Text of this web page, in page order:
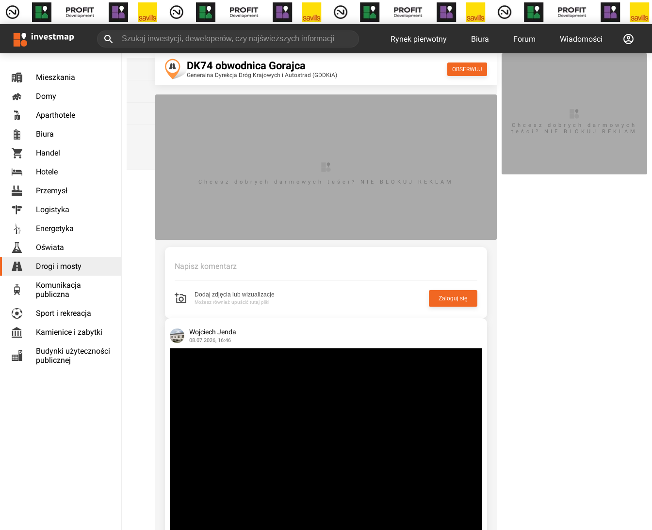
Rynek pierwotny Biura Forum Wiadomości
Mieszkania
Domy
Aparthotele
Biura
Handel
Hotele
Przemysł
Logistyka
Energetyka
Oświata
Drogi i mosty
Komunikacja
publiczna
Sport i rekreacja
Kamienice i zabytki
Budynki użyteczności
publicznej
DK74 obwodnica Gorajca
Generalna Dyrekcja Dróg Krajowych i Autostrad (GDDKiA)
OBSERWUJ
Chcesz dobrych darmowych teści? NIE BLOKUJ REKLAM
Napisz komentarz
Dodaj zdjęcia lub wizualizacje
Możesz również upuścić tutaj pliki
Zaloguj się
Wojciech Jenda
08.07.2026, 16:46
Chcesz dobrych darmowych
teści? NIE BLOKUJ REKLAM